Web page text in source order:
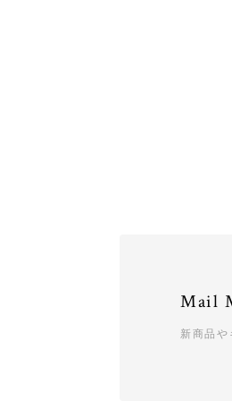
Mail
新商品